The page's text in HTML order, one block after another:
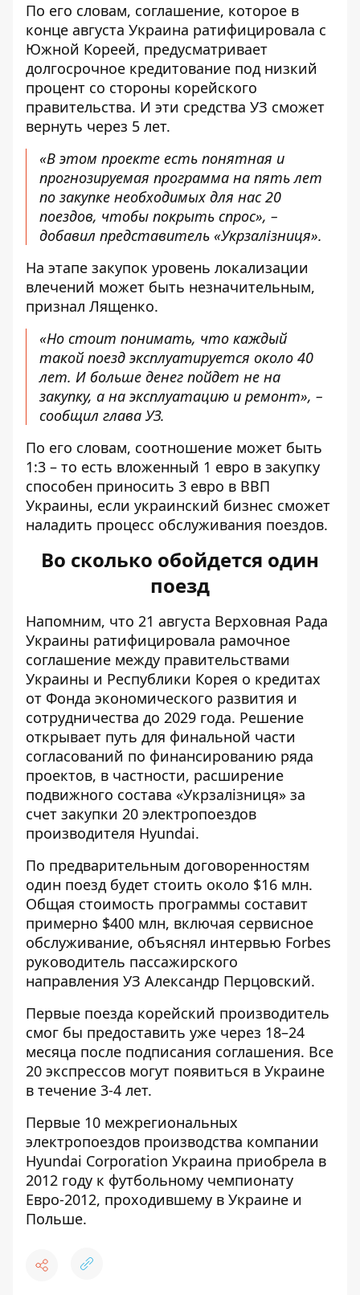
По его словам, соглашение, которое в
конце августа Украина ратифицировала с
Южной Кореей, предусматривает
долгосрочное кредитование под низкий
процент со стороны корейского
правительства. И эти средства УЗ сможет
вернуть через 5 лет.
«В этом проекте есть понятная и
прогнозируемая программа на пять лет
по закупке необходимых для нас 20
поездов, чтобы покрыть спрос», –
добавил представитель «Укрзалізниця».
На этапе закупок уровень локализации
влечений может быть незначительным,
признал Лященко.
«Но стоит понимать, что каждый
такой поезд эксплуатируется около 40
лет. И больше денег пойдет не на
закупку, а на эксплуатацию и ремонт», –
сообщил глава УЗ.
По его словам, соотношение может быть
1:3 – то есть вложенный 1 евро в закупку
способен приносить 3 евро в ВВП
Украины, если украинский бизнес сможет
наладить процесс обслуживания поездов.
Во сколько обойдется один
поезд
Напомним, что 21 августа Верховная Рада
Украины ратифицировала рамочное
соглашение между правительствами
Украины и Республики Корея о кредитах
от Фонда экономического развития и
сотрудничества до 2029 года. Решение
открывает путь для финальной части
согласований по финансированию ряда
проектов, в частности, расширение
подвижного состава «Укрзалізниця» за
счет закупки 20 электропоездов
производителя Hyundai.
По предварительным договоренностям
один поезд будет стоить около $16 млн.
Общая стоимость программы составит
примерно $400 млн, включая сервисное
обслуживание, объяснял интервью Forbes
руководитель пассажирского
направления УЗ Александр Перцовский.
Первые поезда корейский производитель
смог бы предоставить уже через 18–24
месяца после подписания соглашения. Все
20 экспрессов могут появиться в Украине
в течение 3-4 лет.
Первые 10 межрегиональных
электропоездов производства компании
Hyundai Corporation Украина приобрела в
2012 году к футбольному чемпионату
Евро-2012, проходившему в Украине и
Польше.